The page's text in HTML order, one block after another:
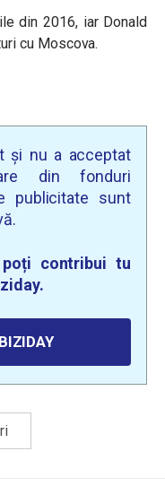
din 2016, iar Donald
cu Moscova.
și nu a acceptat
din fonduri
publicitate sunt
contribui tu